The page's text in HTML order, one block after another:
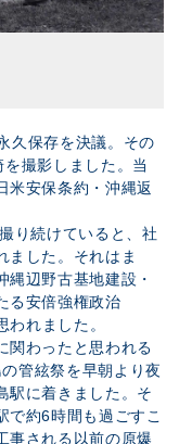
久保存を決議。その
撮影しました。当
米安保条約・沖縄返
り続けていると、社
ました。それはま
縄辺野古基地建設・
る安倍強権政治
われました。
関わったと思われる
管絃祭を早朝より夜
駅に着きました。そ
で約6時間も過ごすこ
事される以前の原爆